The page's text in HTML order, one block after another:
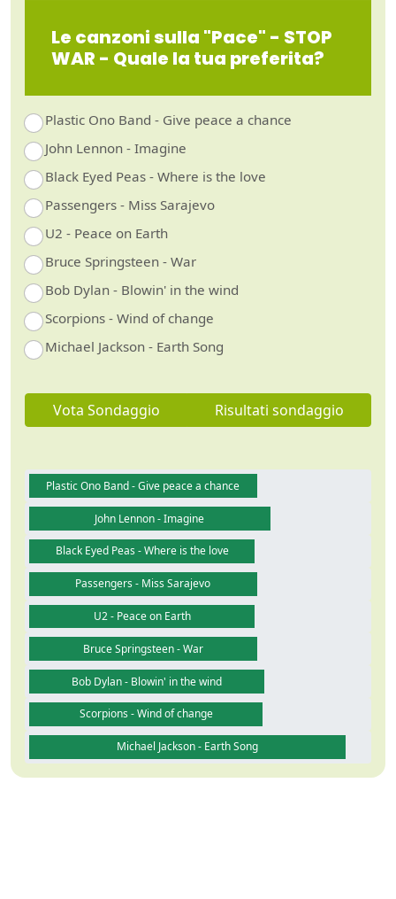
Le canzoni sulla "Pace" - STOP
WAR - Quale la tua preferita?
Plastic Ono Band - Give peace a chance
John Lennon - Imagine
Black Eyed Peas - Where is the love
Passengers - Miss Sarajevo
U2 - Peace on Earth
Bruce Springsteen - War
Bob Dylan - Blowin' in the wind
Scorpions - Wind of change
Michael Jackson - Earth Song
Vota Sondaggio Risultati sondaggio
Plastic Ono Band - Give peace a chance
John Lennon - Imagine
Black Eyed Peas - Where is the love
Passengers - Miss Sarajevo
U2 - Peace on Earth
Bruce Springsteen - War
Bob Dylan - Blowin' in the wind
Scorpions - Wind of change
Michael Jackson - Earth Song